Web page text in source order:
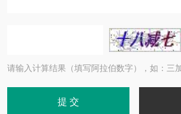
请输入计算结果（填写阿拉伯数字），如：三